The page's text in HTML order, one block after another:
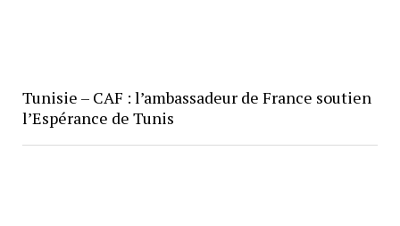
Tunisie – CAF : l’ambassadeur de France soutien
l’Espérance de Tunis